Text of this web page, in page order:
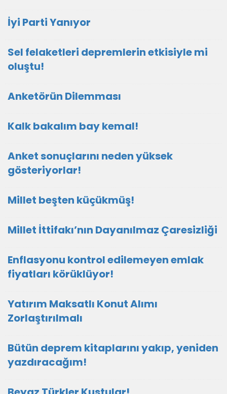
İyi Parti Yanıyor
Sel felaketleri depremlerin etkisiyle mi
oluştu!
Anketörün Dilemması
Kalk bakalım bay kemal!
Anket sonuçlarını neden yüksek
gösteriyorlar!
Millet beşten küçükmüş!
Millet İttifakı’nın Dayanılmaz Çaresizliği
Enflasyonu kontrol edilemeyen emlak
fiyatları körüklüyor!
Yatırım Maksatlı Konut Alımı
Zorlaştırılmalı
Bütün deprem kitaplarını yakıp, yeniden
yazdıracağım!